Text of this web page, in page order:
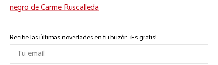
negro de Carme Ruscalleda
Recibe las últimas novedades en tu buzón. ¡Es gratis!